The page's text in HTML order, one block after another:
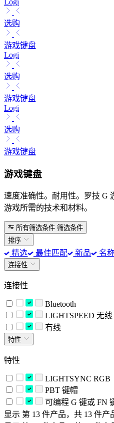
选购
游戏键盘
Logi
选购
游戏键盘
Logi
选购
游戏键盘
游戏键盘
速度准确性。耐用性。罗技 G
游戏所需的技术和材料。
所有筛选条件 筛选条件
排序
精选 最佳匹配 新品 名
连接性
连接性
Bluetooth
LIGHTSPEED 无线
有线
特性
特性
LIGHTSYNC RGB
PBT 键帽
可编程 G 键或 FN
显示 第 13 件产品，共 13 件产